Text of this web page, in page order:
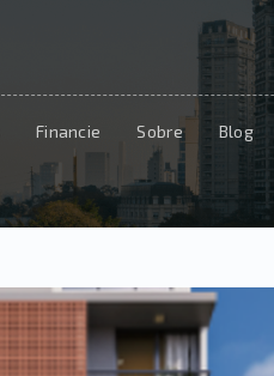
Financie Sobre Blog